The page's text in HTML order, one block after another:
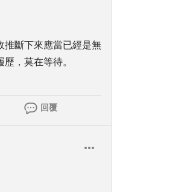
推斷下來應當已經是無
，莫在等待。
回覆